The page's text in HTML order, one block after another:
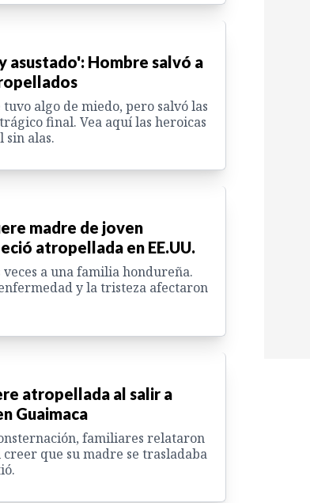
asustado': Hombre salvó a
algo de miedo, pero salvó las
final. Vea aquí las heroicas
sin alas.
madre de joven
atropellada en EE.UU.
a una familia hondureña.
y la tristeza afectaron
atropellada al salir a
Guaimaca
familiares relataron
que su madre se trasladaba